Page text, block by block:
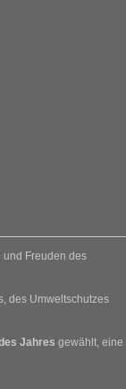
und Freuden des
des Umweltschutzes
Jahres gewählt, eine